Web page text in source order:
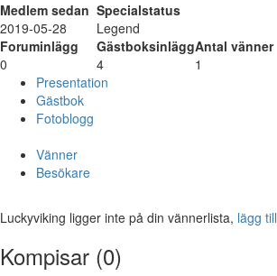
Medlem sedan Specialstatus
2019-05-28
Legend
Foruminlägg
GästboksinläggAntal vänner
0
4
1
Presentation
Gästbok
Fotoblogg
Vänner
Besökare
Luckyviking ligger inte på din vännerlista, lägg till
Kompisar (0)